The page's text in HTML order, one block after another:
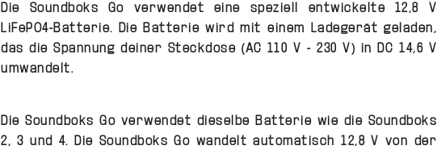
Die Soundboks Go verwendet eine speziell entwickelte 12,8 V
LiFePO4-Batterie. Die Batterie wird mit einem Ladegerät geladen,
das die Spannung deiner Steckdose (AC 110 V - 230 V) in DC 14,6 V
umwandelt.
Die Soundboks Go verwendet dieselbe Batterie wie die Soundboks
2, 3 und 4. Die Soundboks Go wandelt automatisch 12,8 V von der